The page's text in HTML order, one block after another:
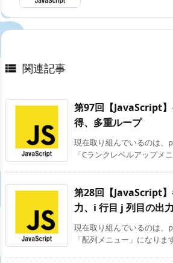
 関連記事
第97回【JavaScript
得、多重ループ
現在取り組んでいるのは、
「Cランクレベルアップメ
第28回【JavaScript
力、i 行目 j 列目の出力
現在取り組んでいるのは、
「配列メニュー」になりま